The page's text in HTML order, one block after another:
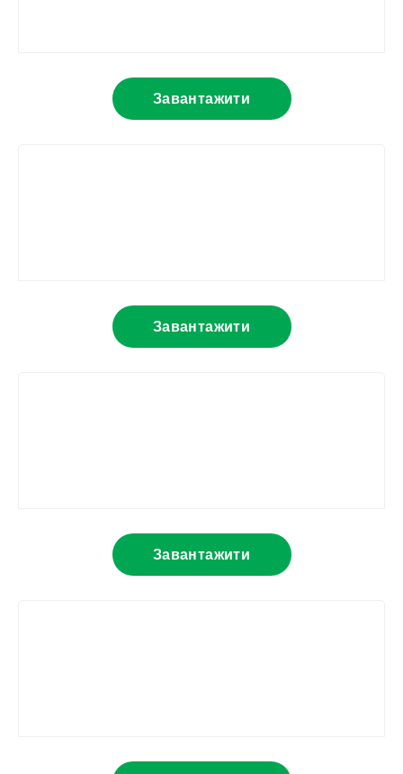
Завантажити
Завантажити
Завантажити